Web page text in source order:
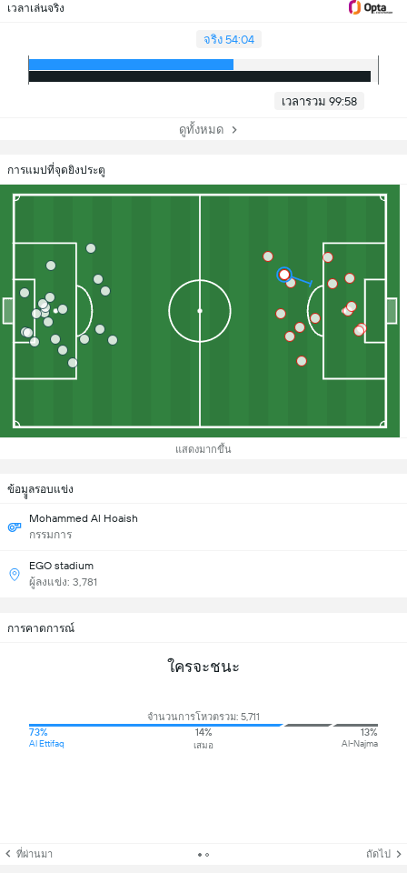
เวลาเล่นจริง
จริง 54:04
เวลารวม 99:58
ดูทั้งหมด
การแมปที่จุดยิงประตู
แสดงมากขึ้น
ข้อมููลรอบแข่ง
Mohammed Al Hoaish
กรรมการ
EGO stadium
ผู้ลงแข่ง: 3,781
การคาดการณ์
ใครจะชนะ
จำนวนการโหวตรวม: 5,711
73%
Al Ettifaq
14%
เสมอ
13%
Al-Najma
ที่ผ่านมา ถัดไป